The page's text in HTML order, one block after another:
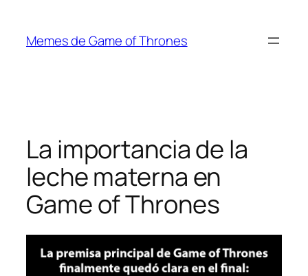
contenido
Memes de Game of Thrones
La importancia de la
leche materna en
Game of Thrones